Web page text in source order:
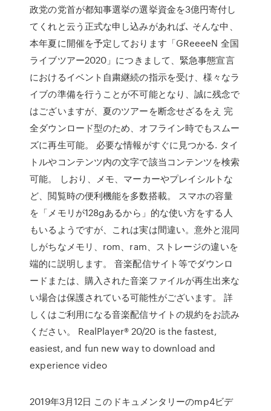
政党の党首が都知事選挙の選挙資金を3億円寄付し
てくれと云う正式な申し込みがあれば､ そんな中、
本年夏に開催を予定しております「GReeeeN 全国
ライブツアー2020」につきまして、緊急事態宣言
におけるイベント自粛継続の指示を受け、様々なラ
イブの準備を行うことが不可能となり、誠に残念で
はございますが、夏のツアーを断念せざるをえ 完
全ダウンロード型のため、オフライン時でもスムー
ズに再生可能。 必要な情報がすぐに見つかる. タイ
トルやコンテンツ内の文字で該当コンテンツを検索
可能。 しおり、メモ、マーカーやプレイシルトな
ど、閲覧時の便利機能を多数搭載。 スマホの容量
を「メモリが128gあるから」的な使い方をする人
もいるようですが、これは実は間違い。意外と混同
しがちなメモリ、rom、ram、ストレージの違いを
端的に説明します。 音楽配信サイト等でダウンロ
ードまたは、購入された音楽ファイルが再生出来な
い場合は保護されている可能性がございます。 詳
しくはご利用になる音楽配信サイトの規約をお読み
ください。 RealPlayer® 20/20 is the fastest,
easiest, and fun new way to download and
experience video
2019年3月12日 このドキュメンタリーのmp4ビデ